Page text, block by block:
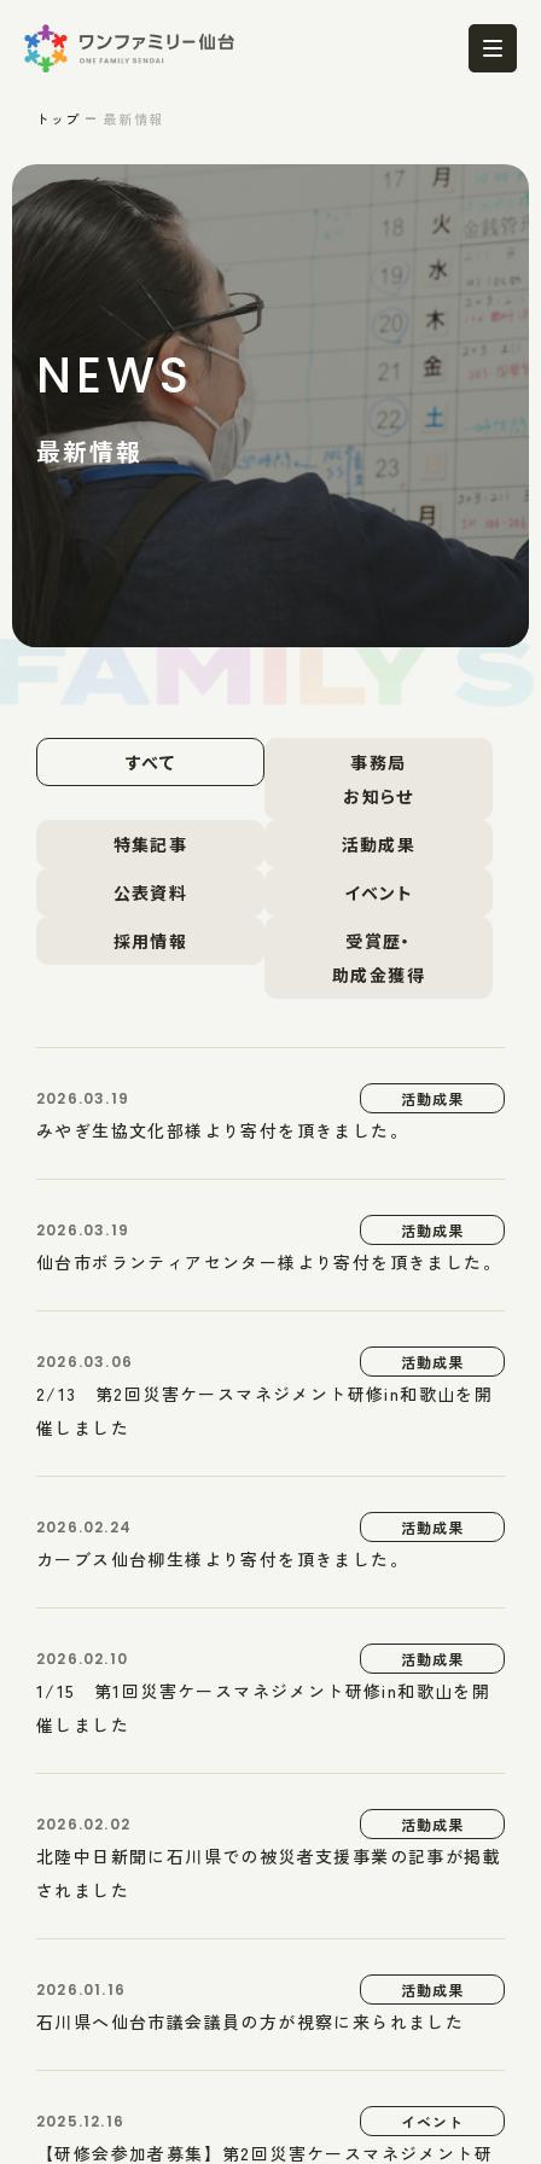
トップ 最新情報
NEWS
最新情報
すべて
事務局
お知らせ
特集記事
活動成果
公表資料
イベント
採用情報
受賞歴・
助成金獲得
2026.03.19 活動成果
みやぎ生協文化部様より寄付を頂きました。
2026.03.19 活動成果
仙台市ボランティアセンター様より寄付を頂きました。
2026.03.06 活動成果
2/13 第2回災害ケースマネジメント研修in和歌山を開
催しました
2026.02.24 活動成果
カーブス仙台柳生様より寄付を頂きました。
2026.02.10 活動成果
1/15 第1回災害ケースマネジメント研修in和歌山を開
催しました
2026.02.02 活動成果
北陸中日新聞に石川県での被災者支援事業の記事が掲載
されました
2026.01.16 活動成果
石川県へ仙台市議会議員の方が視察に来られました
2025.12.16 イベント
【研修会参加者募集】第2回災害ケースマネジメント研